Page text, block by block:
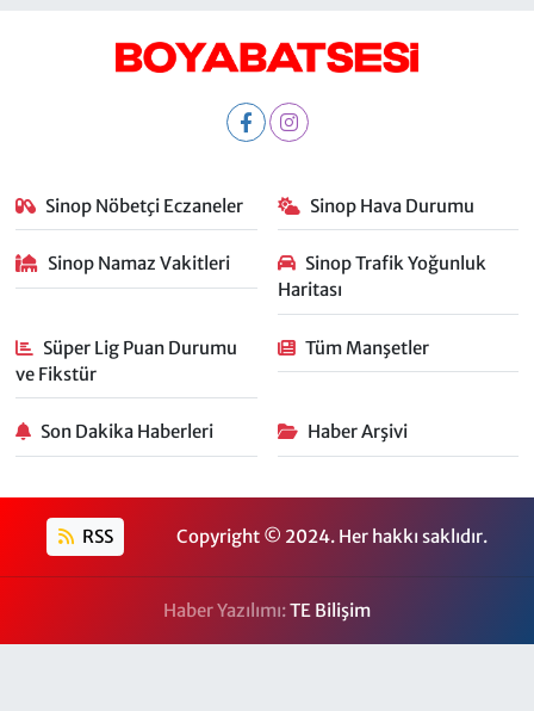
Sinop Nöbetçi Eczaneler Sinop Hava Durumu
Sinop Namaz Vakitleri
Sinop Trafik Yoğunluk
Haritası
Süper Lig Puan Durumu
ve Fikstür
Tüm Manşetler
Son Dakika Haberleri Haber Arşivi
RSS Copyright © 2024. Her hakkı saklıdır.
Haber Yazılımı:TE Bilişim